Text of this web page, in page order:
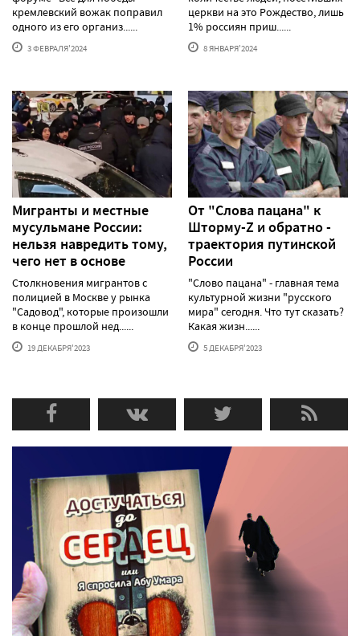
кремлевский вожак поправил
одного из его организ......
3 ФЕВРАЛЯ'2024
церкви на это Рождество, лишь
1% россиян приш......
8 ЯНВАРЯ'2024
Мигранты и местные
мусульмане России:
нельзя навредить тому,
чего нет в основе
Столкновения мигрантов с
полицией в Москве у рынка
"Садовод", которые произошли
в конце прошлой нед......
19 ДЕКАБРЯ'2023
От "Слова пацана" к
Шторму-Z и обратно -
траектория путинской
России
"Слово пацана" - главная тема
культурной жизни "русского
мира" сегодня. Что тут сказать?
Какая жизн......
5 ДЕКАБРЯ'2023